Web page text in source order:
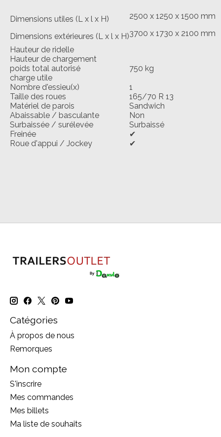
Dimensions utiles (L x l x H) 2500 x 1250 x 1500 mm
Dimensions extérieures (L x l x H)3700 x 1730 x 2100 mm
Hauteur de ridelle
Hauteur de chargement
poids total autorisé
750 kg
charge utile
Nombre d'essieu(x)
1
Taille des roues
165/70 R 13
Matériel de parois
Sandwich
Abaissable / basculante
Non
Surbaissée / surélevée
Surbaissé
Freinée
✔
Roue d'appui / Jockey
✔
Catégories
À propos de nous
Remorques
Mon compte
S'inscrire
Mes commandes
Mes billets
Ma liste de souhaits